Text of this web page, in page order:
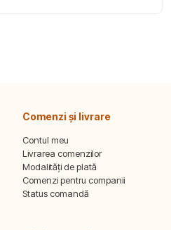
Comenzi și livrare
Contul meu
Livrarea comenzilor
Modalități de plată
Comenzi pentru companii
Status comandă